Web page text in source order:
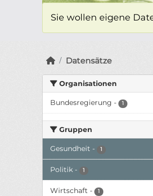
Sie wollen eigene
Datensätze
Organisationen
Bundesregierung - 1
Gruppen
Gesundheit - 1
Politik - 1
Wirtschaft - 1